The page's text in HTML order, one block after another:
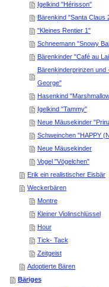
Igelkind "Hérisson"
Bärenkind "Santa Claus
"Kleines Rentier 1"
Schneemann "Snowy
Bärenkinder "Café au
Bärenkinderprinzen und
George"
Hasenkind
Igelkind "Tammy"
Neue Mäusekinder
Schweinchen "HAPPY
Neue Mäusekinder
Vogel "Vögelchen"
Erik ein realistischer Eisbär
Weckerbären
Montre
Kleiner Violinschlüssel
Hour
Tick- Tack
Zeitgeist
Adoptierte Bären
Bäriges